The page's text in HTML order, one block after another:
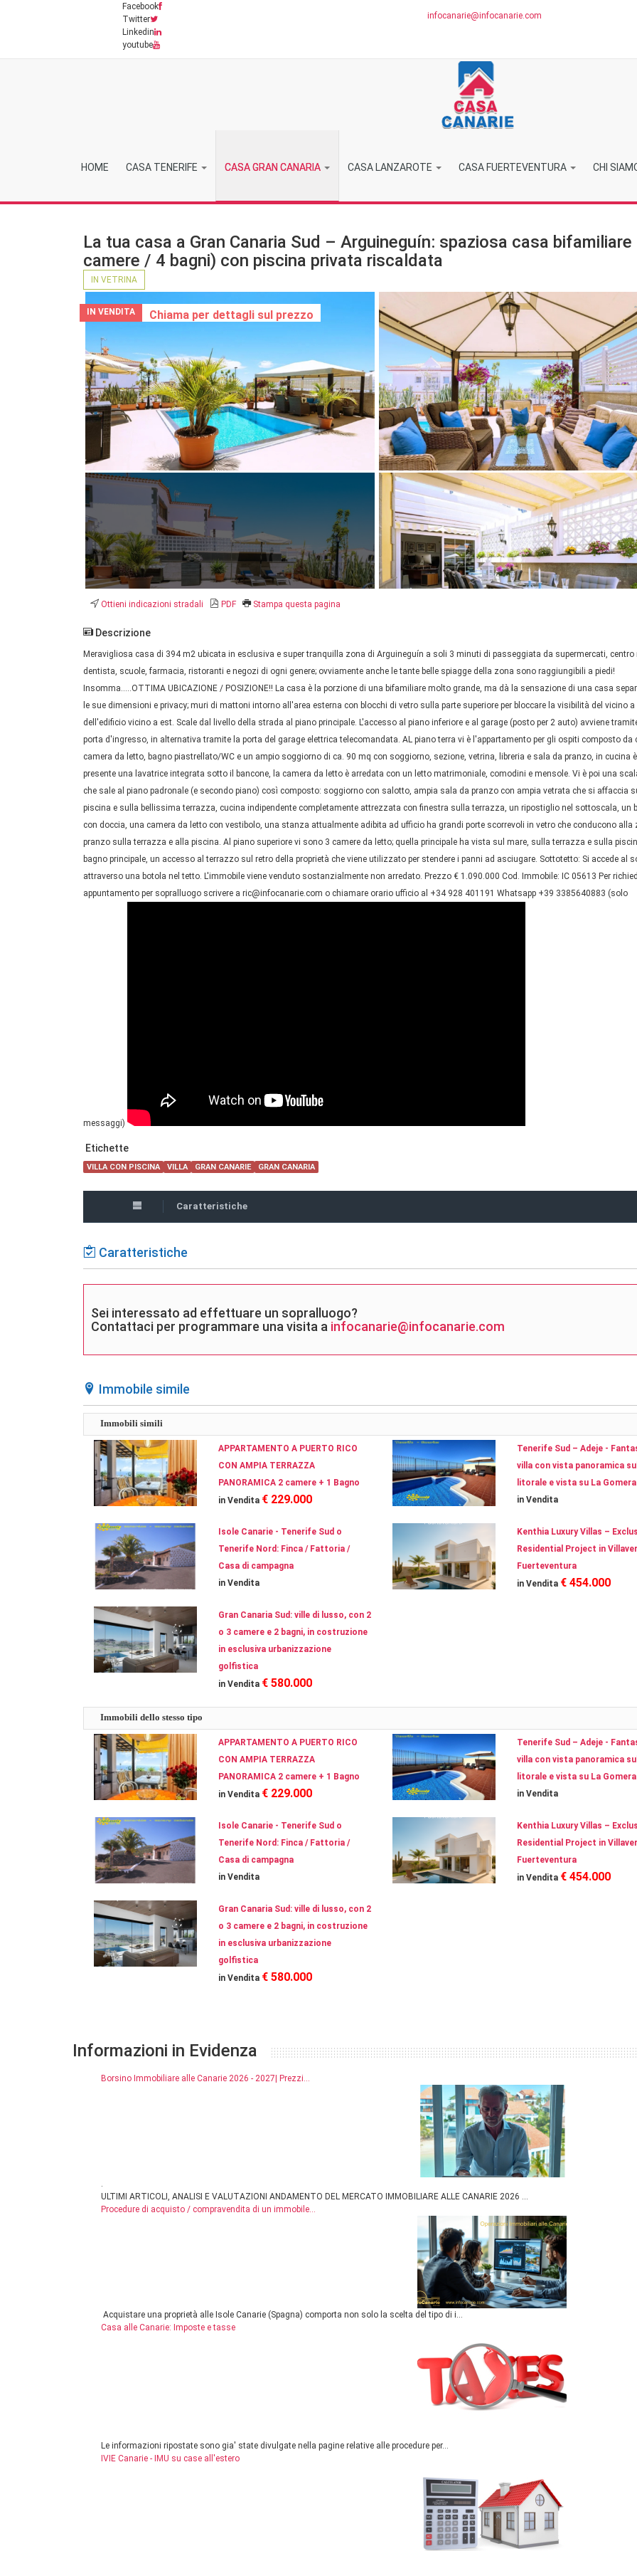
Facebook
Twitter
Linkedin
youtube
infocanarie@infocanarie.com
HOME CASA TENERIFE CASA GRAN CANARIA CASA LANZAROTE CASA FUERTEVENTURA CHI
La tua casa a Gran Canaria Sud – Arguineguín: spaziosa casa bifamiliare
camere / 4 bagni) con piscina privata riscaldata
IN VETRINA
IN VENDITA Chiama per dettagli sul prezzo
Ottieni indicazioni stradali PDF Stampa questa pagina
Descrizione
Meravigliosa casa di 394 m2 ubicata in esclusiva e super tranquilla zona di Arguineguín a soli 3 minuti di passeggiata da supermercati, centro
dentista, scuole, farmacia, ristoranti e negozi di ogni genere; ovviamente anche le tante belle spiagge della zona sono raggiungibili a piedi!
Insomma…..OTTIMA UBICAZIONE / POSIZIONE!! La casa è la porzione di una bifamiliare molto grande, ma dà la sensazione di una casa
le sue dimensioni e privacy; muri di mattoni intorno all'area esterna con blocchi di vetro sulla parte superiore per bloccare la visibilità del vicino a
dell'edificio vicino a est. Scale dal livello della strada al piano principale. L'accesso al piano inferiore e al garage (posto per 2 auto) avviene
porta d'ingresso, in alternativa tramite la porta del garage elettrica telecomandata. AL piano terra vi è l'appartamento per gli ospiti composto da
camera da letto, bagno piastrellato/WC e un ampio soggiorno di ca. 90 mq con soggiorno, sezione, vetrina, libreria e sala da pranzo, in cucina è
presente una lavatrice integrata sotto il bancone, la camera da letto è arredata con un letto matrimoniale, comodini e mensole. Vi è poi una
che sale al piano padronale (e secondo piano) così composto: soggiorno con salotto, ampia sala da pranzo con ampia vetrata che si affaccia
piscina e sulla bellissima terrazza, cucina indipendente completamente attrezzata con finestra sulla terrazza, un ripostiglio nel sottoscala, un
con doccia, una camera da letto con vestibolo, una stanza attualmente adibita ad ufficio ha grandi porte scorrevoli in vetro che conducono alla
pranzo sulla terrazza e alla piscina. Al piano superiore vi sono 3 camere da letto; quella principale ha vista sul mare, sulla terrazza e sulla
bagno principale, un accesso al terrazzo sul retro della proprietà che viene utilizzato per stendere i panni ad asciugare. Sottotetto: Si accede al
attraverso una botola nel tetto. L'immobile viene venduto sostanzialmente non arredato. Prezzo € 1.090.000 Cod. Immobile: IC 05613 Per
appuntamento per sopralluogo scrivere a ric@infocanarie.com o chiamare orario ufficio al +34 928 401191 Whatsapp +39 3385640883 (solo
messaggi)
Etichette
VILLA CON PISCINA VILLA GRAN CANARIE GRAN CANARIA
Caratteristiche
Caratteristiche
Sei interessato ad effettuare un sopralluogo?
Contattaci per programmare una visita a infocanarie@infocanarie.com
Immobile simile
Immobili simili
APPARTAMENTO A PUERTO RICO
CON AMPIA TERRAZZA
PANORAMICA 2 camere + 1 Bagno
in Vendita € 229.000
Tenerife Sud – Adeje -
villa con vista panoramica sul
litorale e vista su La Gomera
in Vendita
Isole Canarie - Tenerife Sud o
Tenerife Nord: Finca / Fattoria /
Casa di campagna
in Vendita
Kenthia Luxury Villas –
Residential Project in
Fuerteventura
in Vendita € 454.000
Gran Canaria Sud: ville di lusso, con 2
o 3 camere e 2 bagni, in costruzione
in esclusiva urbanizzazione
golfistica
in Vendita € 580.000
Immobili dello stesso tipo
APPARTAMENTO A PUERTO RICO
CON AMPIA TERRAZZA
PANORAMICA 2 camere + 1 Bagno
in Vendita € 229.000
Tenerife Sud – Adeje -
villa con vista panoramica sul
litorale e vista su La Gomera
in Vendita
Isole Canarie - Tenerife Sud o
Tenerife Nord: Finca / Fattoria /
Casa di campagna
in Vendita
Kenthia Luxury Villas –
Residential Project in
Fuerteventura
in Vendita € 454.000
Gran Canaria Sud: ville di lusso, con 2
o 3 camere e 2 bagni, in costruzione
in esclusiva urbanizzazione
golfistica
in Vendita € 580.000
Informazioni in Evidenza
Borsino Immobiliare alle Canarie 2026 - 2027| Prezzi...
ULTIMI ARTICOLI, ANALISI E VALUTAZIONI ANDAMENTO DEL MERCATO IMMOBILIARE ALLE CANARIE 2026 ...
Procedure di acquisto / compravendita di un immobile...
Acquistare una proprietà alle Isole Canarie (Spagna) comporta non solo la scelta del tipo di i...
Casa alle Canarie: Imposte e tasse
Le informazioni ripostate sono gia' state divulgate nella pagine relative alle procedure per...
IVIE Canarie - IMU su case all'estero